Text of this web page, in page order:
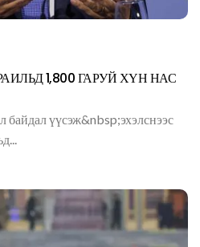
1,800 ГАРУЙ ХҮН НАС
үүсэж&nbsp;эхэлснээс